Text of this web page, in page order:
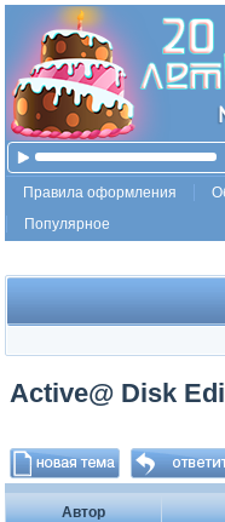
Правила оформления
Популярное
Active@ Disk
Автор